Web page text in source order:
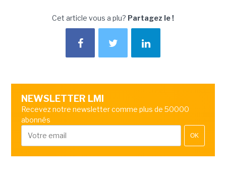
Cet article vous a plu? Partagez le !
NEWSLETTER LMI
Recevez notre newsletter comme plus de 50000
abonnés
OK